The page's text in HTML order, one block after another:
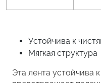
Устойчива к
Мягкая структура
Эта лента устойчива